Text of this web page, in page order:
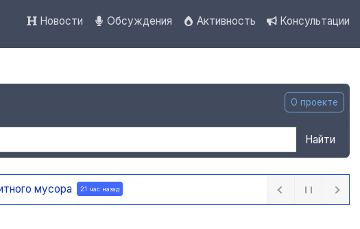
Новости Обсуждения Активность Консультации
О проекте
Найти
мусора 21 час назад